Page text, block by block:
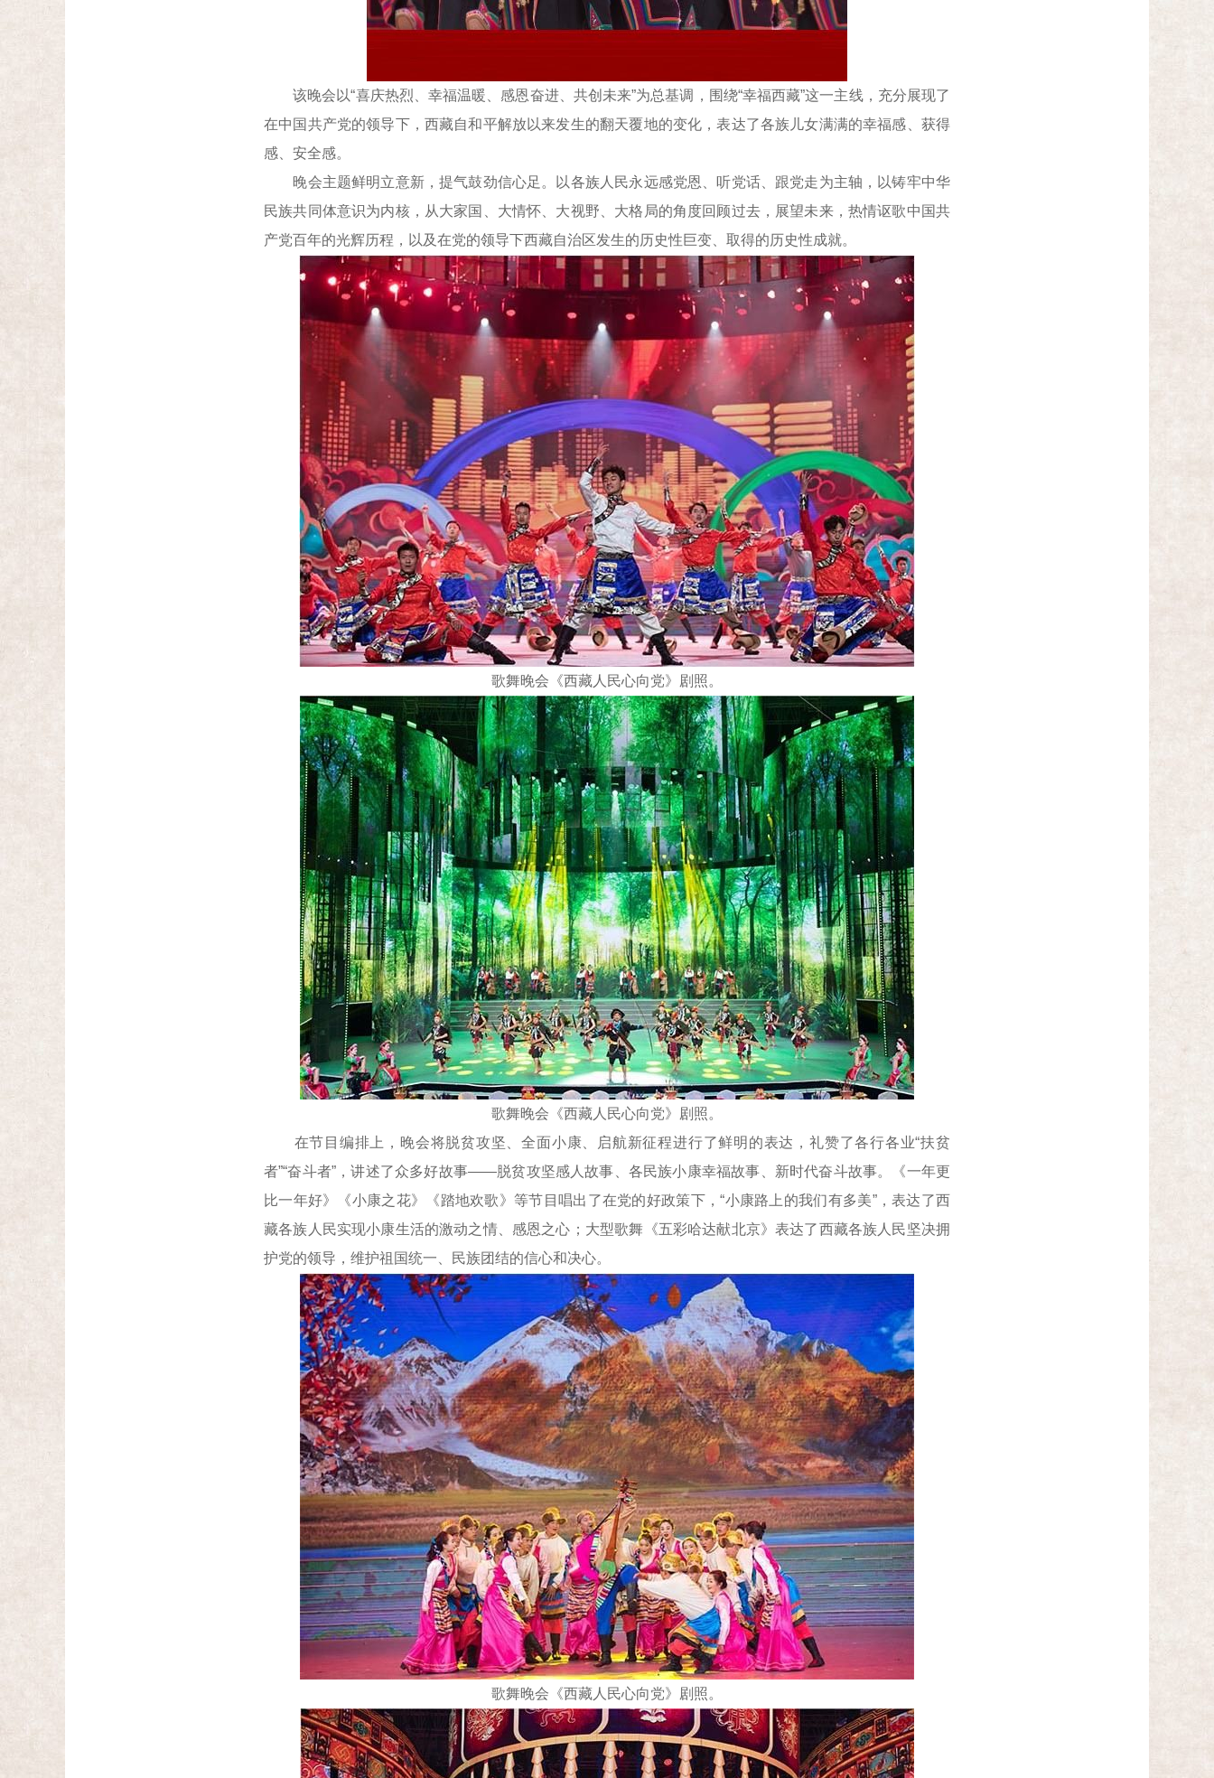
该晚会以“喜庆热烈、幸福温暖、感恩奋进、共创未来”为总基调，围绕“幸福西藏”这一主线，充分展现了
在中国共产党的领导下，西藏自和平解放以来发生的翻天覆地的变化，表达了各族儿女满满的幸福感、获得
感、安全感。
晚会主题鲜明立意新，提气鼓劲信心足。以各族人民永远感党恩、听党话、跟党走为主轴，以铸牢中华
民族共同体意识为内核，从大家国、大情怀、大视野、大格局的角度回顾过去，展望未来，热情讴歌中国共
产党百年的光辉历程，以及在党的领导下西藏自治区发生的历史性巨变、取得的历史性成就。
歌舞晚会《西藏人民心向党》剧照。
歌舞晚会《西藏人民心向党》剧照。
在节目编排上，晚会将脱贫攻坚、全面小康、启航新征程进行了鲜明的表达，礼赞了各行各业“扶贫
者”“奋斗者”，讲述了众多好故事——脱贫攻坚感人故事、各民族小康幸福故事、新时代奋斗故事。《一年更
比一年好》《小康之花》《踏地欢歌》等节目唱出了在党的好政策下，“小康路上的我们有多美”，表达了西
藏各族人民实现小康生活的激动之情、感恩之心；大型歌舞《五彩哈达献北京》表达了西藏各族人民坚决拥
护党的领导，维护祖国统一、民族团结的信心和决心。
歌舞晚会《西藏人民心向党》剧照。